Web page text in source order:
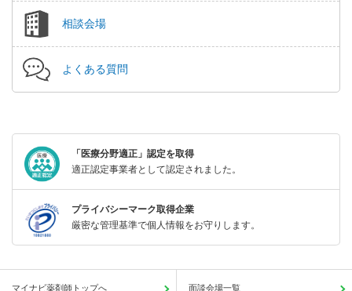
相談会場
よくある質問
「医療分野適正」認定を取得
適正認定事業者として認定されました。
プライバシーマーク取得企業
厳密な管理基準で個人情報をお守りします。
マイナビ薬剤師トップへ 面談会場一覧